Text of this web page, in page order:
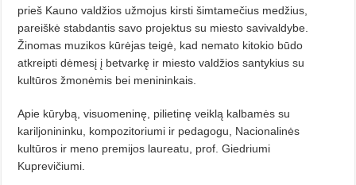
prieš Kauno valdžios užmojus kirsti šimtamečius medžius,
pareiškė stabdantis savo projektus su miesto savivaldybe.
Žinomas muzikos kūrėjas teigė, kad nemato kitokio būdo
atkreipti dėmesį į betvarkę ir miesto valdžios santykius su
kultūros žmonėmis bei menininkais.
Apie kūrybą, visuomeninę, pilietinę veiklą kalbamės su
kariljonininku, kompozitoriumi ir pedagogu, Nacionalinės
kultūros ir meno premijos laureatu, prof. Giedriumi
Kuprevičiumi.